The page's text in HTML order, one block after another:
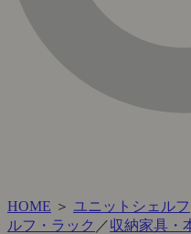
HOME ＞ ユニットシェルフ
ルフ・ラック ／収納家具・